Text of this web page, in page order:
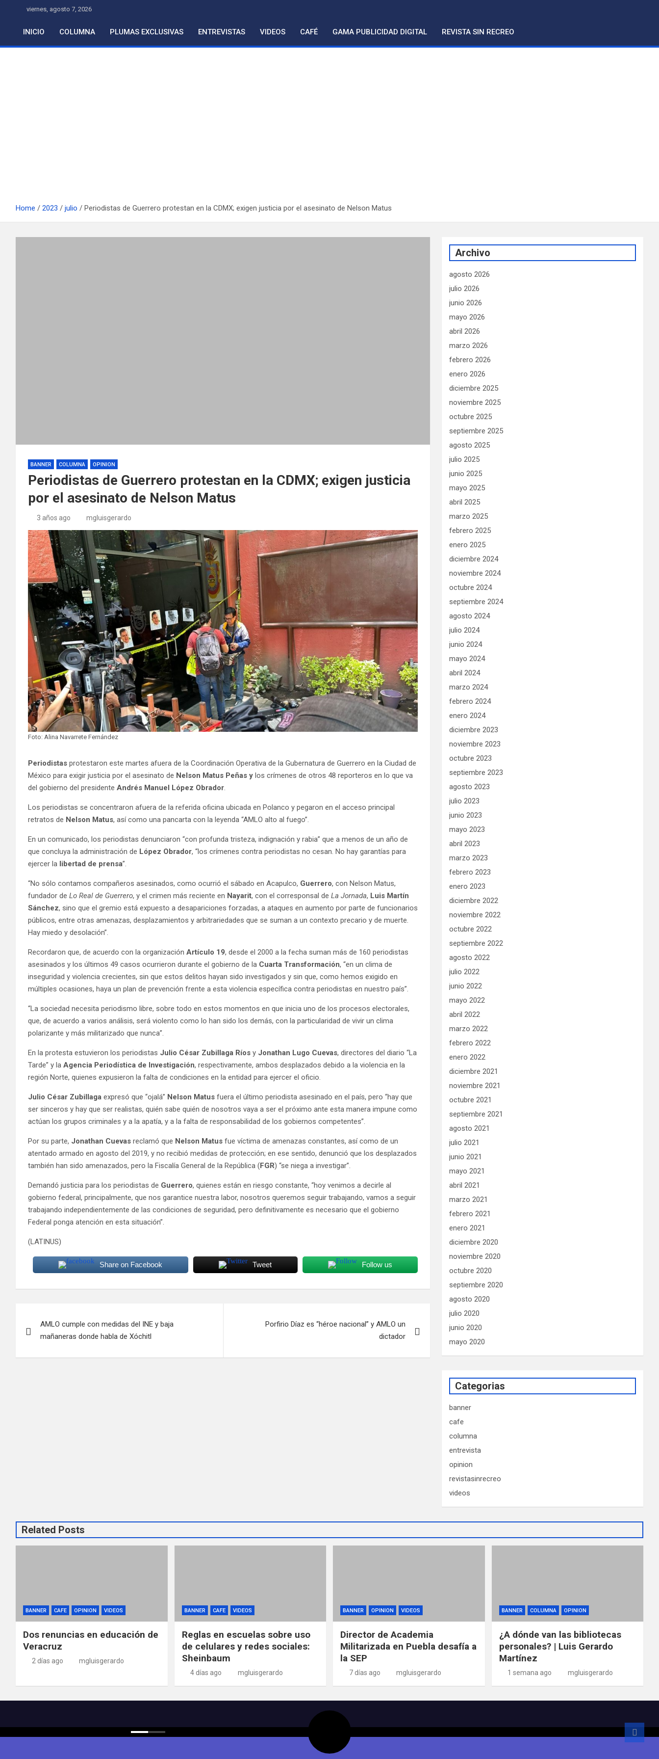
content
viernes, agosto 7, 2026
INICIO COLUMNA PLUMAS EXCLUSIVAS ENTREVISTAS VIDEOS CAFÉ GAMA PUBLICIDAD DIGITAL REVISTA SIN RECREO
Home 2023 julio Periodistas de Guerrero protestan en la CDMX; exigen justicia por el asesinato de Nelson Matus
BANNER COLUMNA OPINION
Periodistas de Guerrero protestan en la CDMX; exigen justicia
por el asesinato de Nelson Matus
3 años ago mgluisgerardo
Foto: Alina Navarrete Fernández
Periodistas protestaron este martes afuera de la Coordinación Operativa de la Gubernatura de Guerrero en la Ciudad de
México para exigir justicia por el asesinato de Nelson Matus Peñas y los crímenes de otros 48 reporteros en lo que va
del gobierno del presidente Andrés Manuel López Obrador
Los periodistas se concentraron afuera de la referida oficina ubicada en Polanco y pegaron en el acceso principal
retratos de Nelson Matus, así como una pancarta con la leyenda “AMLO alto al fuego”.
En un comunicado, los periodistas denunciaron “con profunda tristeza, indignación y rabia” que a menos de un año de
que concluya la administración de López Obrador, “los crímenes contra periodistas no cesan. No hay garantías para
ejercer la libertad de prensa”.
“No sólo contamos compañeros asesinados, como ocurrió el sábado en Acapulco, Guerrero, con Nelson Matus,
fundador de Lo Real de Guerrero, y el crimen más reciente en Nayarit, con el corresponsal de La Jornada, Luis Martín
Sánchez, sino que el gremio está expuesto a desapariciones forzadas, a ataques en aumento por parte de funcionarios
públicos, entre otras amenazas, desplazamientos y arbitrariedades que se suman a un contexto precario y de muerte.
Hay miedo y desolación”.
Recordaron que, de acuerdo con la organización Artículo 19, desde el 2000 a la fecha suman más de 160 periodistas
asesinados y los últimos 49 casos ocurrieron durante el gobierno de la Cuarta Transformación, “en un clima de
inseguridad y violencia crecientes, sin que estos delitos hayan sido investigados y sin que, como hemos exigido en
múltiples ocasiones, haya un plan de prevención frente a esta violencia específica contra periodistas en nuestro país”.
“La sociedad necesita periodismo libre, sobre todo en estos momentos en que inicia uno de los procesos electorales,
que, de acuerdo a varios análisis, será violento como lo han sido los demás, con la particularidad de vivir un clima
polarizante y más militarizado que nunca”.
En la protesta estuvieron los periodistas Julio César Zubillaga Ríos y Jonathan Lugo Cuevas, directores del diario “La
Tarde” y la Agencia Periodística de Investigación, respectivamente, ambos desplazados debido a la violencia en la
región Norte, quienes expusieron la falta de condiciones en la entidad para ejercer el oficio.
Julio César Zubillaga expresó que “ojalá” Nelson Matus fuera el último periodista asesinado en el país, pero “hay que
ser sinceros y hay que ser realistas, quién sabe quién de nosotros vaya a ser el próximo ante esta manera impune como
actúan los grupos criminales y a la apatía, y a la falta de responsabilidad de los gobiernos competentes”.
Por su parte, Jonathan Cuevas reclamó que Nelson Matus fue víctima de amenazas constantes, así como de un
atentado armado en agosto del 2019, y no recibió medidas de protección; en ese sentido, denunció que los desplazados
también han sido amenazados, pero la Fiscalía General de la República (FGR) “se niega a investigar”.
Demandó justicia para los periodistas de Guerrero, quienes están en riesgo constante, “hoy venimos a decirle al
gobierno federal, principalmente, que nos garantice nuestra labor, nosotros queremos seguir trabajando, vamos a seguir
trabajando independientemente de las condiciones de seguridad, pero definitivamente es necesario que el gobierno
Federal ponga atención en esta situación”.
(LATINUS)
Share on Facebook Tweet Follow us
de
entradas
AMLO cumple con medidas del INE y baja
mañaneras donde habla de Xóchitl
Porfirio Díaz es “héroe nacional” y AMLO un
dictador
Archivo
agosto 2026
julio 2026
junio 2026
mayo 2026
abril 2026
marzo 2026
febrero 2026
enero 2026
diciembre 2025
noviembre 2025
octubre 2025
septiembre 2025
agosto 2025
julio 2025
junio 2025
mayo 2025
abril 2025
marzo 2025
febrero 2025
enero 2025
diciembre 2024
noviembre 2024
octubre 2024
septiembre 2024
agosto 2024
julio 2024
junio 2024
mayo 2024
abril 2024
marzo 2024
febrero 2024
enero 2024
diciembre 2023
noviembre 2023
octubre 2023
septiembre 2023
agosto 2023
julio 2023
junio 2023
mayo 2023
abril 2023
marzo 2023
febrero 2023
enero 2023
diciembre 2022
noviembre 2022
octubre 2022
septiembre 2022
agosto 2022
julio 2022
junio 2022
mayo 2022
abril 2022
marzo 2022
febrero 2022
enero 2022
diciembre 2021
noviembre 2021
octubre 2021
septiembre 2021
agosto 2021
julio 2021
junio 2021
mayo 2021
abril 2021
marzo 2021
febrero 2021
enero 2021
diciembre 2020
noviembre 2020
octubre 2020
septiembre 2020
agosto 2020
julio 2020
junio 2020
mayo 2020
Categorias
banner
cafe
columna
entrevista
opinion
revistasinrecreo
videos
Related Posts
BANNER CAFE OPINION VIDEOS
Dos renuncias en educación de
Veracruz
2 días ago mgluisgerardo
BANNER CAFE VIDEOS
Reglas en escuelas sobre uso
de celulares y redes sociales:
Sheinbaum
4 días ago mgluisgerardo
BANNER OPINION VIDEOS
Director de Academia
Militarizada en Puebla desafía a
la SEP
7 días ago mgluisgerardo
BANNER COLUMNA OPINION
¿A dónde van las bibliotecas
personales? | Luis Gerardo
Martínez
1 semana ago mgluisgerardo